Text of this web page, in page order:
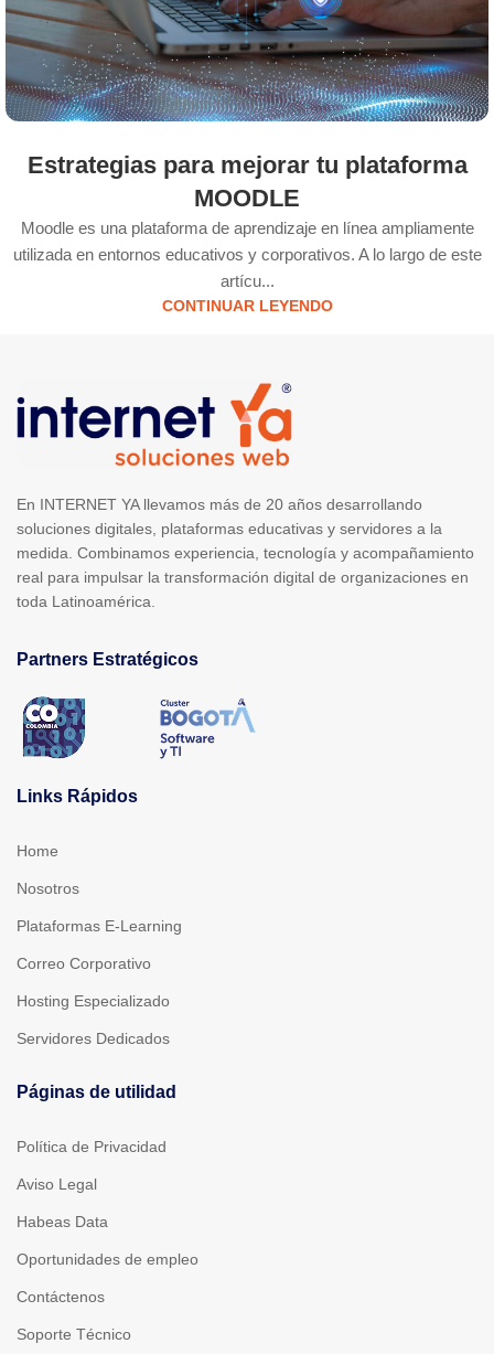
Estrategias para mejorar tu plataforma
MOODLE
Moodle es una plataforma de aprendizaje en línea ampliamente
utilizada en entornos educativos y corporativos. A lo largo de este
artícu...
CONTINUAR LEYENDO
En INTERNET YA llevamos más de 20 años desarrollando
soluciones digitales, plataformas educativas y servidores a la
medida. Combinamos experiencia, tecnología y acompañamiento
real para impulsar la transformación digital de organizaciones en
toda Latinoamérica.
Partners Estratégicos
Links Rápidos
Home
Nosotros
Plataformas E-Learning
Correo Corporativo
Hosting Especializado
Servidores Dedicados
Páginas de utilidad
Política de Privacidad
Aviso Legal
Habeas Data
Oportunidades de empleo
Contáctenos
Soporte Técnico